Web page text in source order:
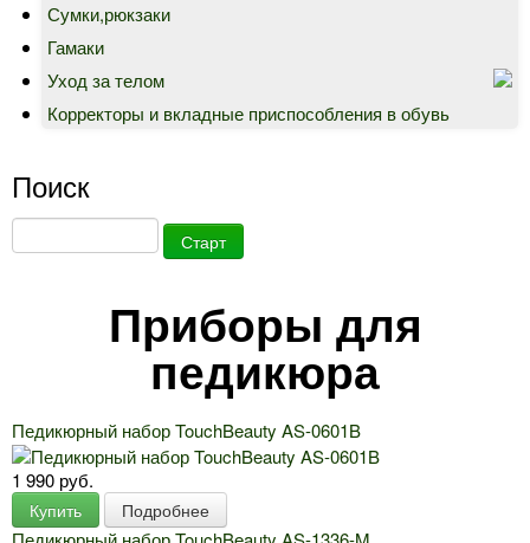
Сумки,рюкзаки
Гамаки
Уход за телом
Корректоры и вкладные приспособления в обувь
Поиск
Приборы для
педикюра
Педикюрный набор TouchBeauty AS-0601B
1 990 руб.
Купить Подробнее